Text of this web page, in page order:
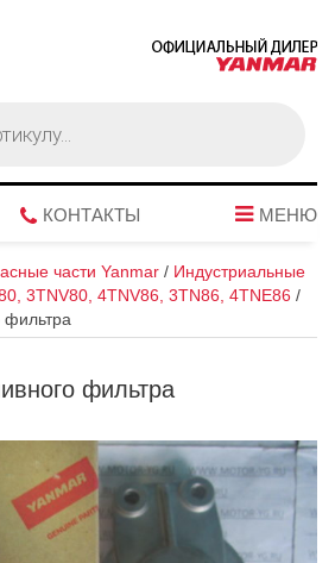
КОНТАКТЫ МЕНЮ
части Yanmar / Индустриальные
3TNV80, 4TNV86, 3TN86, 4TNE86 /
фильтра
фильтра